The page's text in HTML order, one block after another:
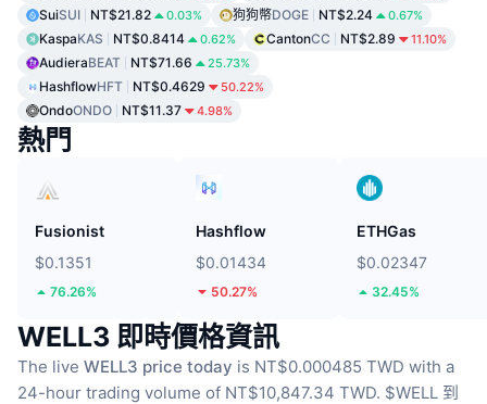
SuiSUI NT$21.82 0.03% 狗狗幣DOGE NT$2.24 0.67%
KaspaKAS NT$0.8414 0.62% CantonCC NT$2.89 11.10%
AudieraBEAT NT$71.66 25.73%
HashflowHFT NT$0.4629 50.22%
OndoONDO NT$11.37 4.98%
熱門
Fusionist
$0.1351
76.26%
Hashflow
$0.01434
50.27%
ETHGas
$0.02347
32.45%
WELL3 即時價格資訊
The live WELL3 price today is NT$0.000485 TWD with a
24-hour trading volume of NT$10,847.34 TWD. $WELL 到